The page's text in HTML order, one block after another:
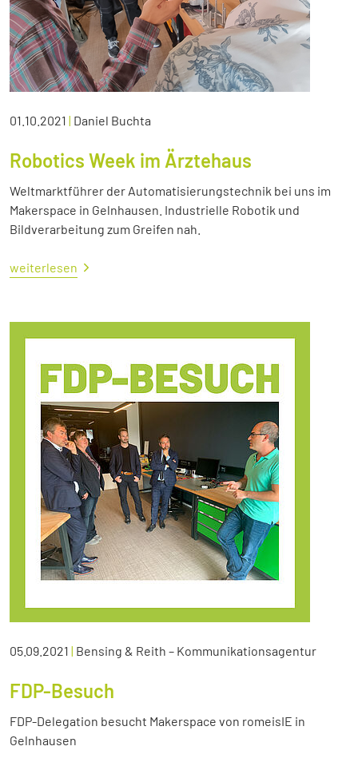
01.10.2021 | Daniel Buchta
Robotics Week im Ärztehaus
Weltmarktführer der Automatisierungstechnik bei uns im
Makerspace in Gelnhausen. Industrielle Robotik und
Bildverarbeitung zum Greifen nah.
weiterlesen
05.09.2021 | Bensing & Reith – Kommunikationsagentur
FDP-Besuch
FDP-Delegation besucht Makerspace von romeisIE in
Gelnhausen